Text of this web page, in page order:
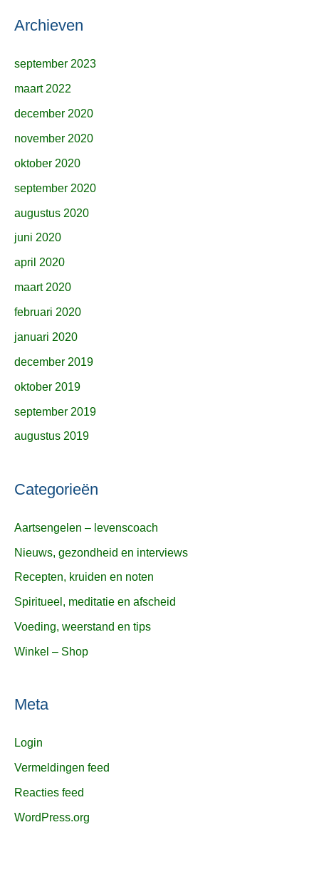
Archieven
september 2023
maart 2022
december 2020
november 2020
oktober 2020
september 2020
augustus 2020
juni 2020
april 2020
maart 2020
februari 2020
januari 2020
december 2019
oktober 2019
september 2019
augustus 2019
Categorieën
Aartsengelen – levenscoach
Nieuws, gezondheid en interviews
Recepten, kruiden en noten
Spiritueel, meditatie en afscheid
Voeding, weerstand en tips
Winkel – Shop
Meta
Login
Vermeldingen feed
Reacties feed
WordPress.org